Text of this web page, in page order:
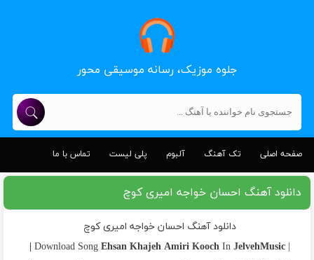
جلوه موزیک، رسانه موسیقی محور
صفحه اصلی تک آهنگ آلبوم پلی لیست تماس با ما
دانلود آهنگ احسان خواجه امیری کوچ
دانلود آهنگ احسان خواجه امیری کوچ
Ehsan Khajeh Amiri Kooch InJelvehMusic |